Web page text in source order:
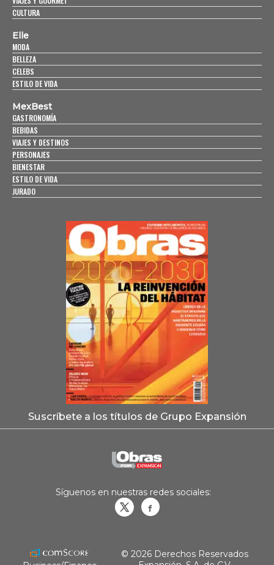
CULTURA
Elle
MODA
BELLEZA
CELEBS
ESTILO DE VIDA
MexBest
GASTRONOMÍA
BEBIDAS
VIAJES Y DESTINOS
PERSONAJES
BIENESTAR
ESTILO DE VIDA
JURADO
Suscríbete a los títulos de Grupo Expansión
Síguenos en nuestras redes sociales:
© 2026 Derechos Reservados